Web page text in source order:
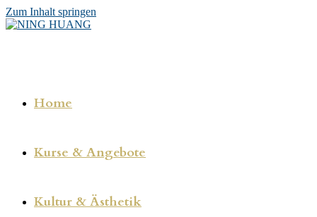
Zum Inhalt springen
Home
Kurse & Angebote
Kultur & Ästhetik